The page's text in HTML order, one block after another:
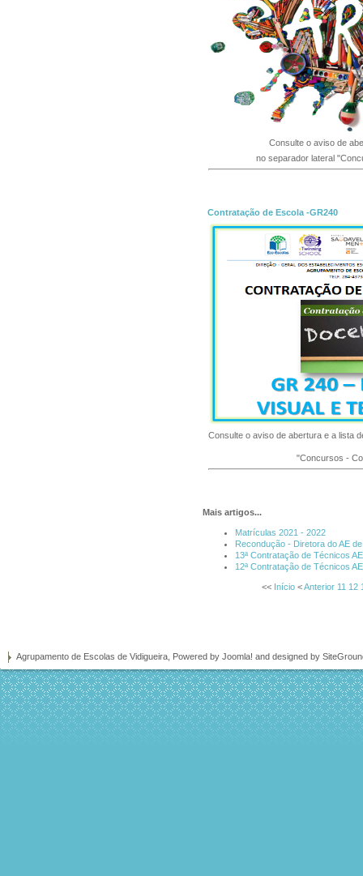
Consulte o aviso de
no separador lateral
Contratação de Escola -GR240
Consulte o aviso de abertura e a lista
"Concursos -
Mais artigos...
Matrículas 2021 - 2022
Recondução - Diretora do AE
13ª Contratação de Técnicos
12ª Contratação de Técnicos
<< Início <Anterior 11 12
Agrupamento de Escolas de Vidigueira, Powered by Joomla! and designed by